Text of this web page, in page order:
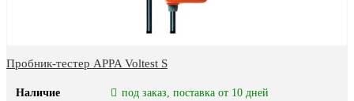
Пробник-тестер APPA Voltest S
Наличие под заказ, поставка от 10 дней